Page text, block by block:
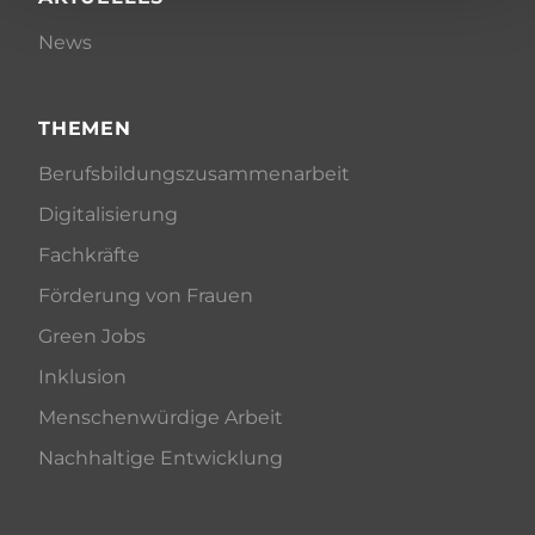
News
THEMEN
Berufsbildungszusammenarbeit
Digitalisierung
Fachkräfte
Förderung von Frauen
Green Jobs
Inklusion
Menschenwürdige Arbeit
Nachhaltige Entwicklung